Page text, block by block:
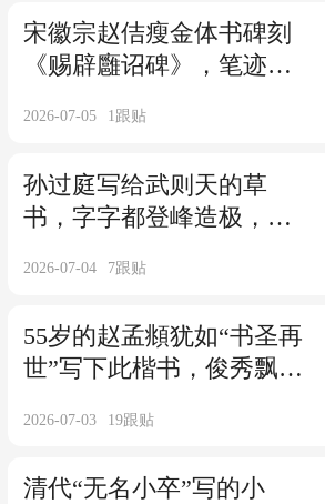
宋徽宗赵佶瘦金体书碑刻
《赐辟廱诏碑》，笔迹瘦
2026-07-05 1跟贴
孙过庭写给武则天的草
书，字字都登峰造极，这
2026-07-04 7跟贴
55岁的赵孟頫犹如“书圣再
世”写下此楷书，俊秀飘
2026-07-03 19跟贴
清代“无名小卒”写的小